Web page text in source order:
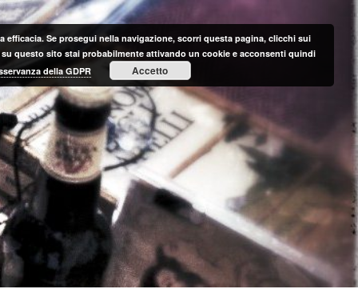
Se prosegui nella navigazione, scorri questa pagina, clicchi sui
questo sito stai probabilmente attivando un cookie e acconsenti quindi
della GDPR Accetto